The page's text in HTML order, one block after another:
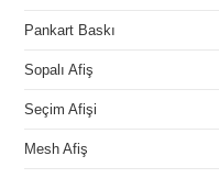
Pankart Baskı
Sopalı Afiş
Seçim Afişi
Mesh Afiş